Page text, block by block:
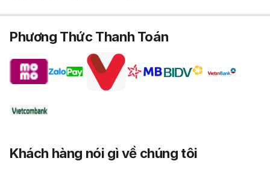
Phương Thức Thanh Toán
Khách hàng nói gì về chúng tôi